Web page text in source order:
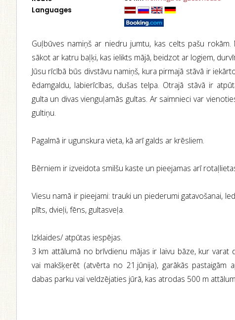
Languages
Guļbūves namiņš ar niedru jumtu, kas celts pašu
sākot ar katru baļķi, kas ielikts mājā, beidzot ar logiem,
Jūsu rīcībā būs divstāvu namiņš, kura pirmajā stāvā ir
ēdamgaldu, labierīcības, dušas telpa. Otrajā stāvā ir
gulta un divas vienguļamās gultas. Ar saimnieci var
gultiņu.
Pagalmā ir ugunskura vieta, kā arī galds ar krēsliem.
Bērniem ir izveidota smilšu kaste un pieejamas arī
Viesu namā ir pieejami: trauki un piederumi gatavošanai,
plīts, dvieļi, fēns, gultasveļa.
Izklaides/ atpūtas iespējas.
3 km attālumā no brīvdienu mājas ir laivu bāze, kur varat
vai makšķerēt (atvērta no 21.jūnija), garākās pastaigām
dabas parku vai veldzējaties jūrā, kas atrodas 500 m